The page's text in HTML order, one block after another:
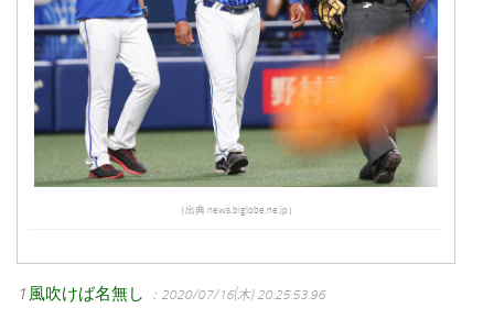
（出典 news.biglobe.ne.jp）
1 風吹けば名無し ：2020/07/16(木) 20:25:53.96